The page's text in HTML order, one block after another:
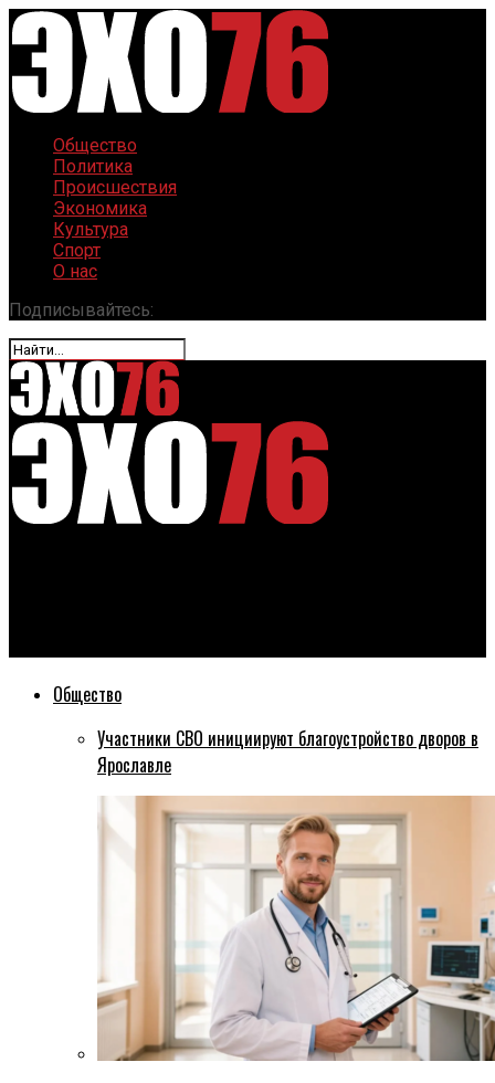
Общество
Политика
Происшествия
Экономика
Культура
Спорт
О нас
Подписывайтесь:
Общество
Участники СВО инициируют благоустройство дворов в
Ярославле